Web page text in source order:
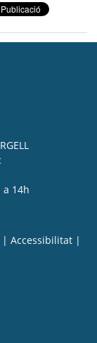
14h
| Accessibilitat |